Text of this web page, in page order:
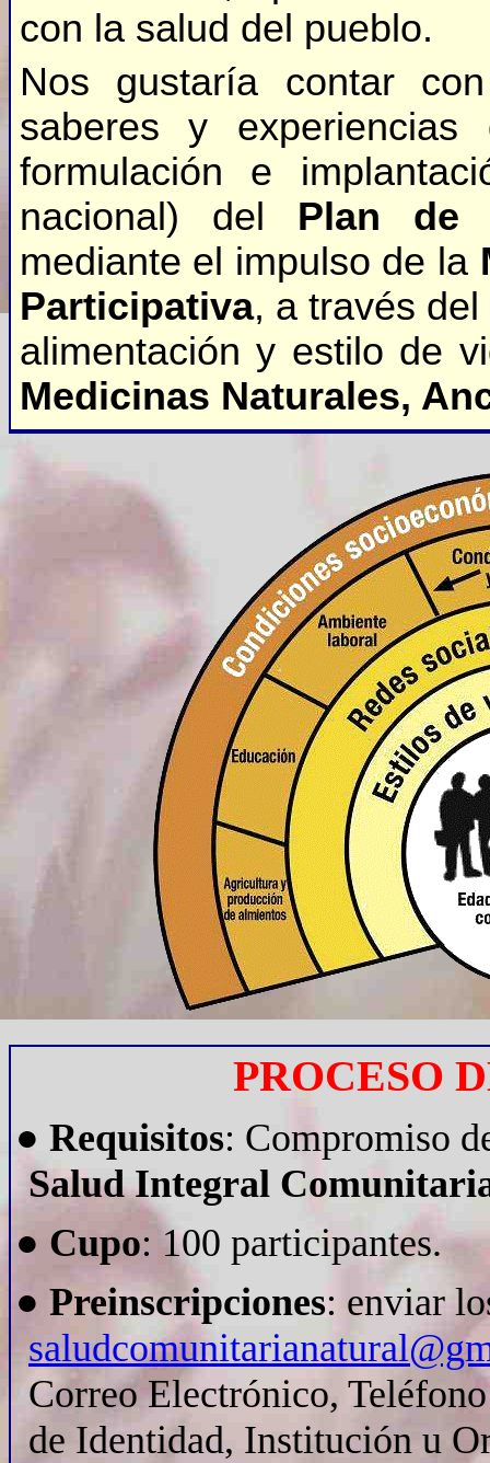
con la salud del pueblo.
Nos gustaría contar
saberes y
formulación e
nacional) del Plan de
mediante el impulso de la
Participativa, a través
alimentación y estilo de
Medicinas Naturales,
PROCESO
● Requisitos: Compromiso
Salud Integral
● Cupo: 100 participantes.
● Preinscripciones: enviar
Correo Electrónico,
de Identidad, Institución u